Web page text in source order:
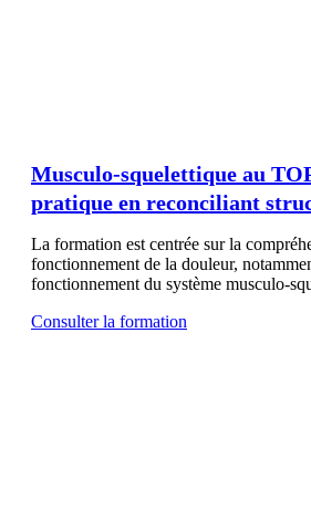
Musculo-squelettique au
pratique en reconciliant
La formation est centrée sur la
fonctionnement de la douleur,
fonctionnement du système musculo-
Consulter la formation